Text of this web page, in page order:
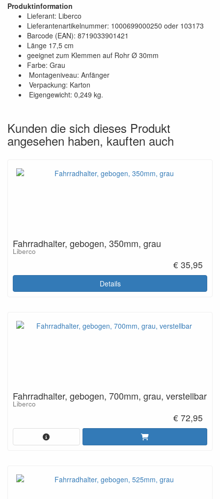
Produktinformation
Lieferant: Liberco
Lieferantenartikelnummer: 1000699000250 oder 103173
Barcode (EAN): 8719033901421
Länge 17,5 cm
geeignet zum Klemmen auf Rohr Ø 30mm
Farbe: Grau
Montageniveau: Anfänger
Verpackung: Karton
Eigengewicht: 0,249 kg.
Kunden die sich dieses Produkt
angesehen haben, kauften auch
Fahrradhalter, gebogen, 350mm, grau
Liberco
€ 35,95
Details
Fahrradhalter, gebogen, 700mm, grau, verstellbar
Liberco
€ 72,95